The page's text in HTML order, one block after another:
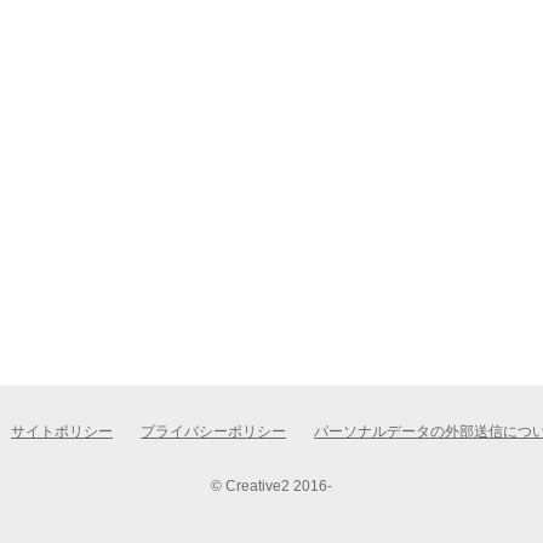
サイトポリシー プライバシーポリシー パーソナルデータの外部送信につ
© Creative2 2016-